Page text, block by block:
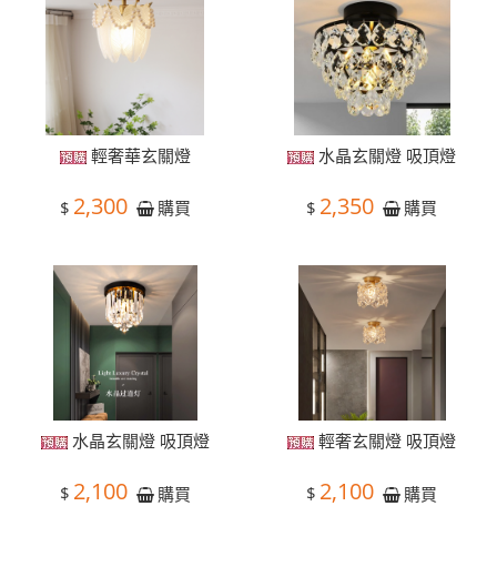
輕奢華玄關燈
$ 2,300 購買
水晶玄關燈 吸頂燈
$ 2,350 購買
水晶玄關燈 吸頂燈
$ 2,100 購買
輕奢玄關燈 吸頂燈
$ 2,100 購買